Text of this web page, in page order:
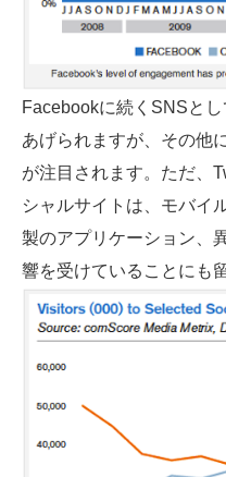
Facebookに続くSNSと
あげられますが、その他
が注目されます。ただ、
シャルサイトは、モバイ
製のアプリケーション、
響を受けていることにも